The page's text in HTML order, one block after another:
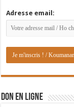
Adresse email:
DON EN LIGNE